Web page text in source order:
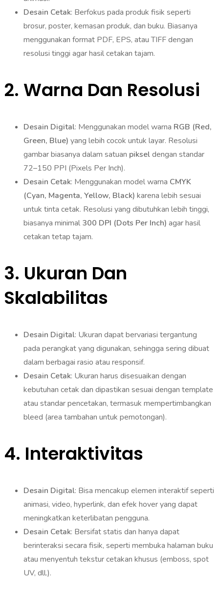
Desain Cetak: Berfokus pada produk fisik seperti
brosur, poster, kemasan produk, dan buku. Biasanya
menggunakan format PDF, EPS, atau TIFF dengan
resolusi tinggi agar hasil cetakan tajam.
2. Warna Dan Resolusi
Desain Digital: Menggunakan model warna RGB (Red,
Green, Blue) yang lebih cocok untuk layar. Resolusi
gambar biasanya dalam satuan pikseldengan standar
72–150 PPI (Pixels Per Inch).
Desain Cetak: Menggunakan model warna CMYK
(Cyan, Magenta, Yellow, Black) karena lebih sesuai
untuk tinta cetak. Resolusi yang dibutuhkan lebih tinggi,
biasanya minimal 300 DPI (Dots Per Inch) agar hasil
cetakan tetap tajam.
3. Ukuran Dan
Skalabilitas
Desain Digital: Ukuran dapat bervariasi tergantung
pada perangkat yang digunakan, sehingga sering dibuat
dalam berbagai rasio atau responsif.
Desain Cetak: Ukuran harus disesuaikan dengan
kebutuhan cetak dan dipastikan sesuai dengan template
atau standar pencetakan, termasuk mempertimbangkan
bleed (area tambahan untuk pemotongan).
4. Interaktivitas
Desain Digital: Bisa mencakup elemen interaktif seperti
animasi, video, hyperlink, dan efek hover yang dapat
meningkatkan keterlibatan pengguna.
Desain Cetak: Bersifat statis dan hanya dapat
berinteraksi secara fisik, seperti membuka halaman buku
atau menyentuh tekstur cetakan khusus (emboss, spot
UV, dll.).